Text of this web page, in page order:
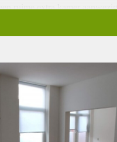
ruime extra kamer aanwezig